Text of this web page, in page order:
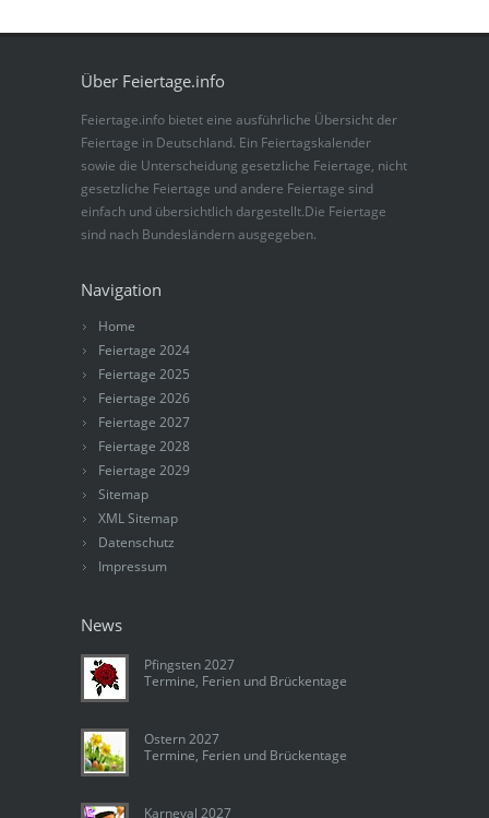
Über Feiertage.info
Feiertage.info bietet eine ausführliche Übersicht der
Feiertage in Deutschland. Ein Feiertagskalender
sowie die Unterscheidung gesetzliche Feiertage, nicht
gesetzliche Feiertage und andere Feiertage sind
einfach und übersichtlich dargestellt.Die Feiertage
sind nach Bundesländern ausgegeben.
Navigation
Home
Feiertage 2024
Feiertage 2025
Feiertage 2026
Feiertage 2027
Feiertage 2028
Feiertage 2029
Sitemap
XML Sitemap
Datenschutz
Impressum
News
Pfingsten 2027
Termine, Ferien und Brückentage
Ostern 2027
Termine, Ferien und Brückentage
Karneval 2027